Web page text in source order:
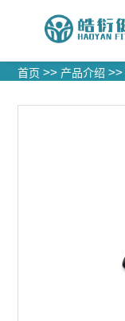
首页 >> 产品介绍 >>